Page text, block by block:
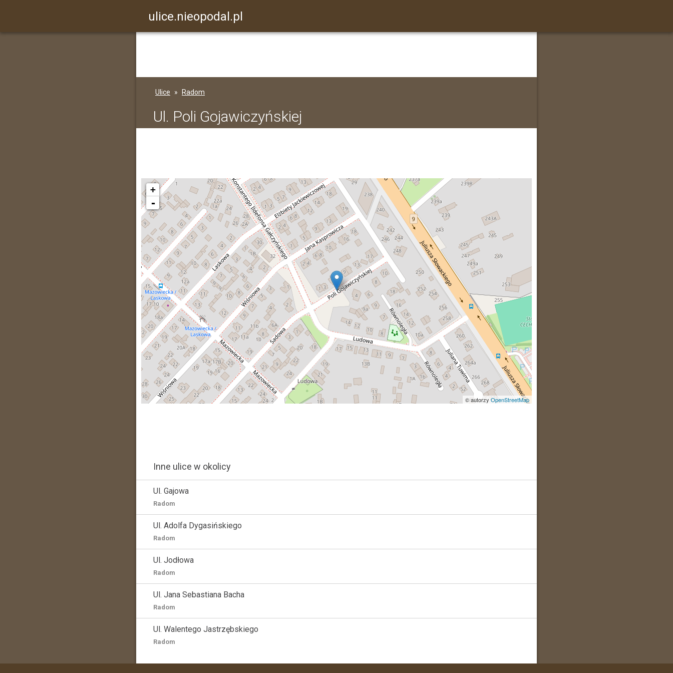
ulice.nieopodal.pl
Ulice Radom
Ul. Poli Gojawiczyńskiej
+
-
© autorzyOpenStreetMap
Inne ulice w okolicy
Ul. Gajowa
Radom
Ul. Adolfa Dygasińskiego
Radom
Ul. Jodłowa
Radom
Ul. Jana Sebastiana Bacha
Radom
Ul. Walentego Jastrzębskiego
Radom